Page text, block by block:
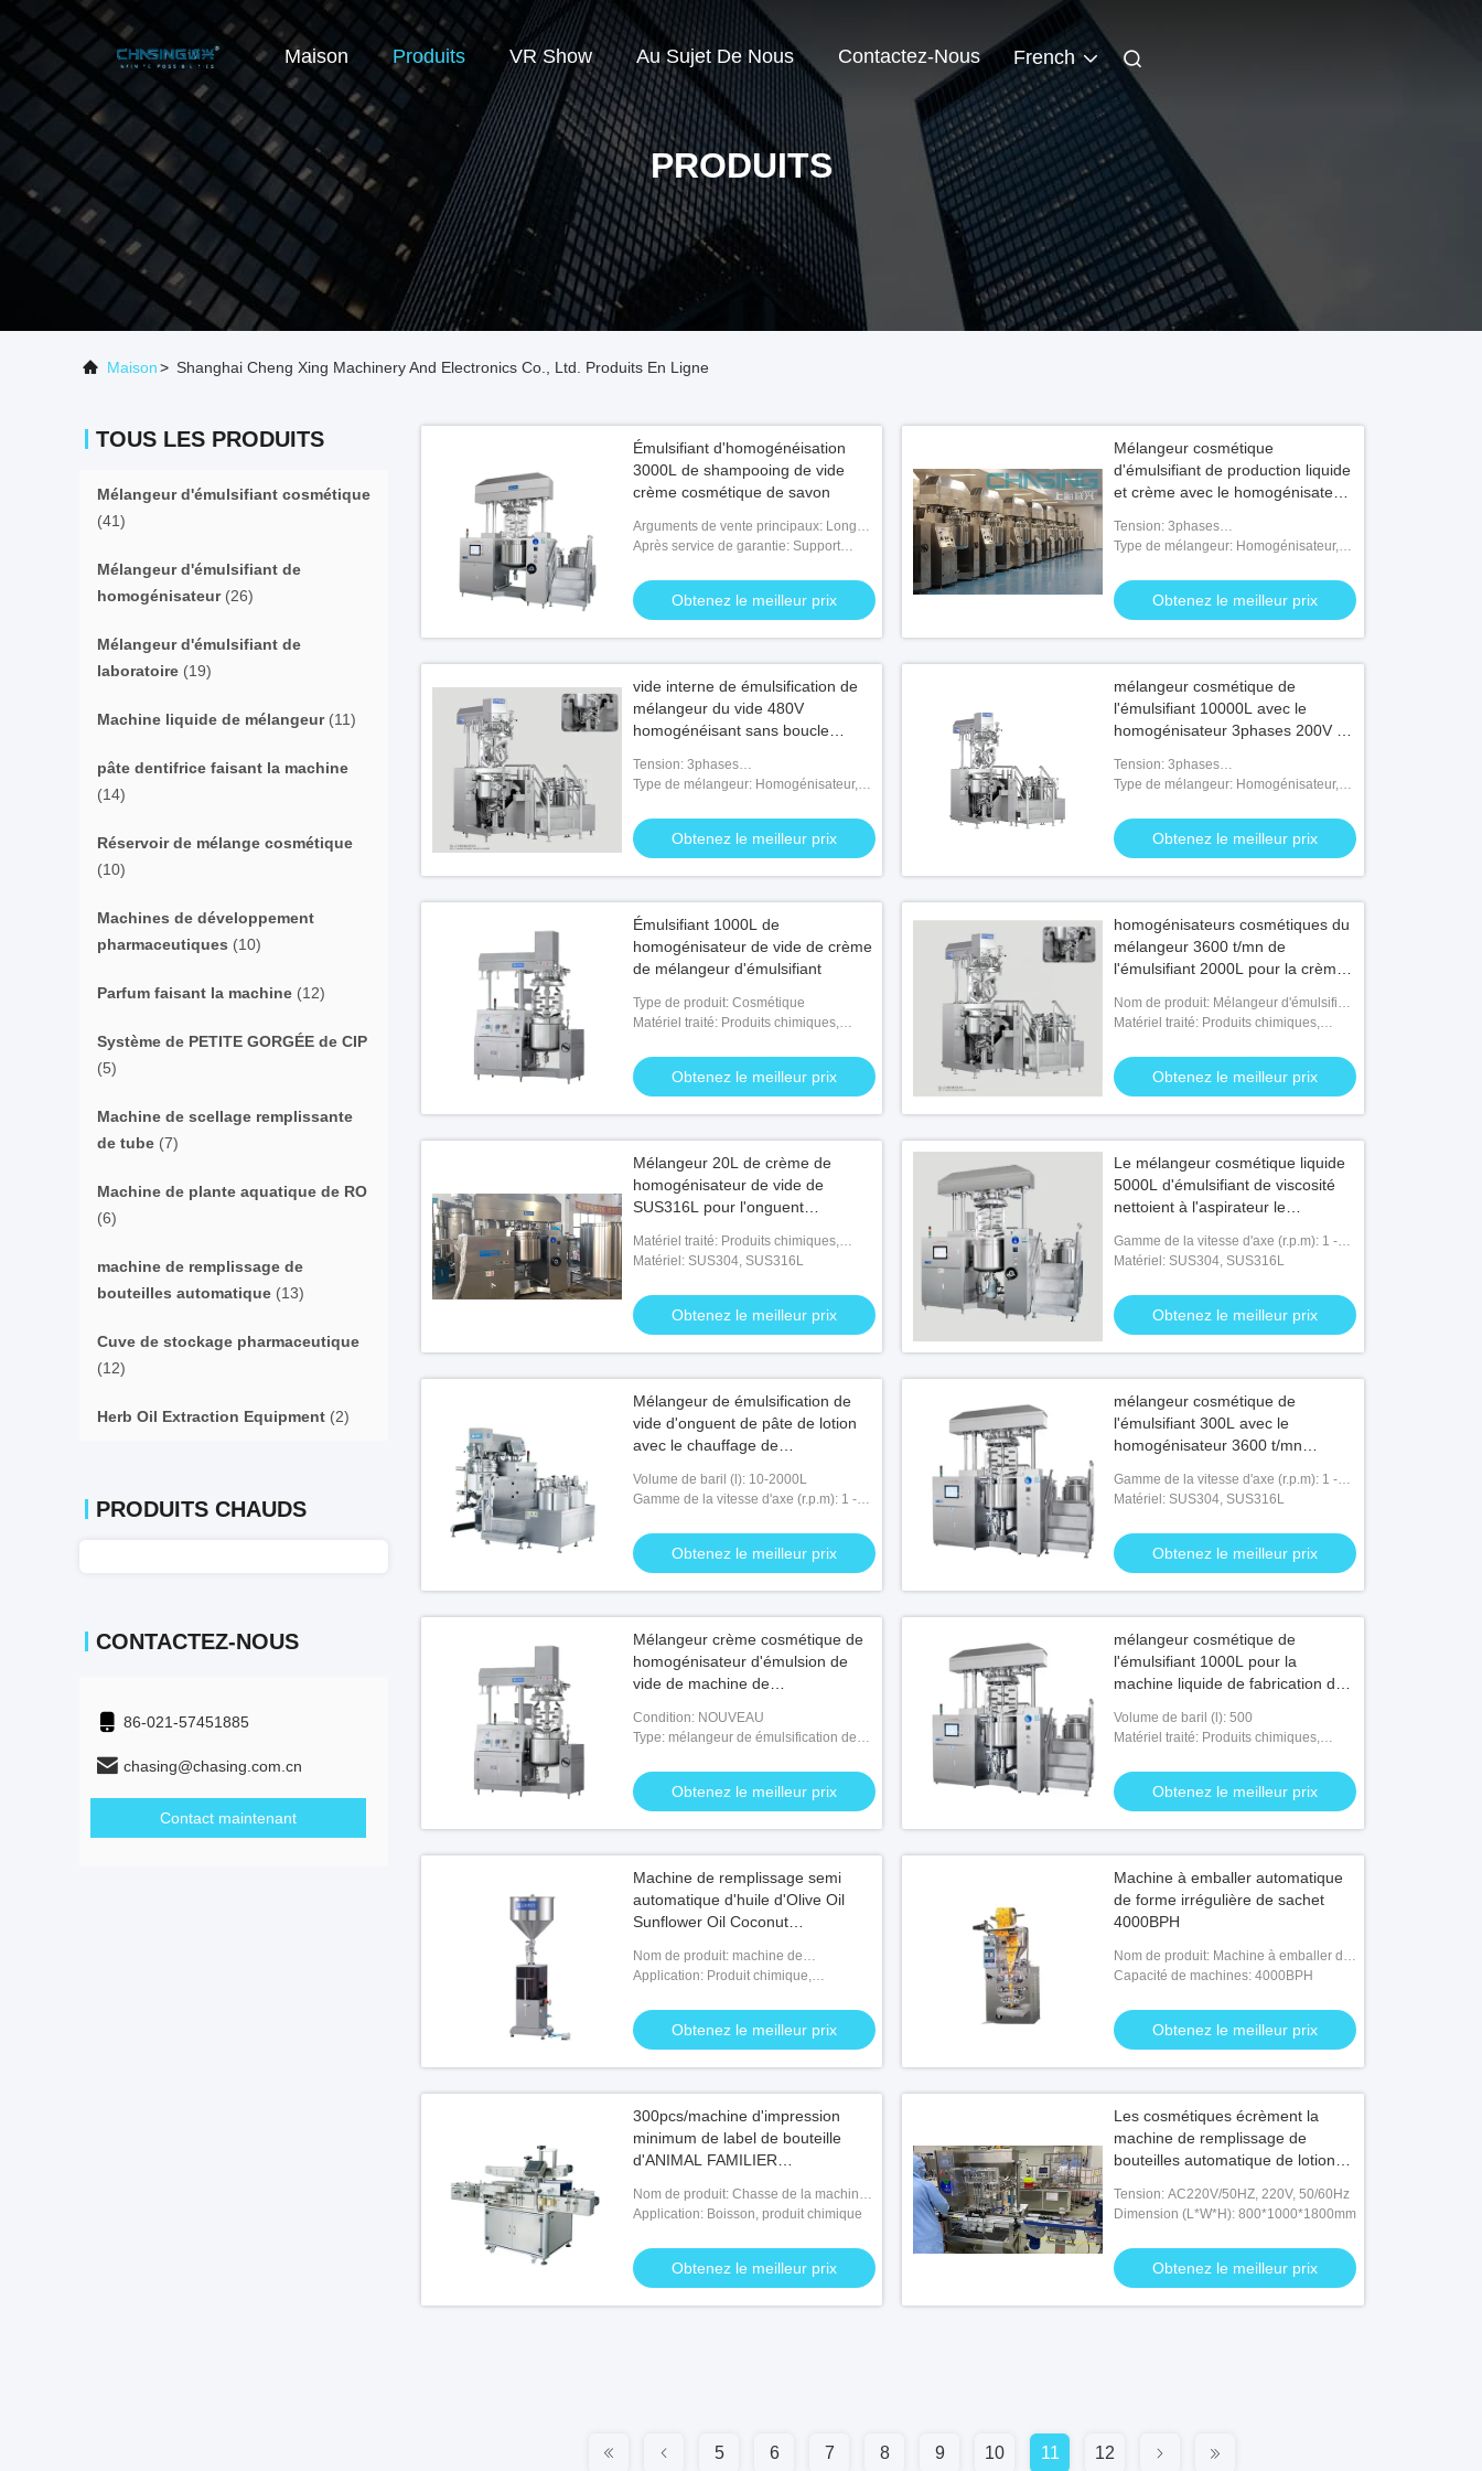
Maison Produits VR Show Au Sujet De Nous Contactez-Nous French
PRODUITS
Maison> Shanghai Cheng Xing Machinery And Electronics Co., Ltd. Produits En Ligne
TOUS LES PRODUITS
Mélangeur d'émulsifiant cosmétique
(41)
Mélangeur d'émulsifiant de
homogénisateur(26)
Mélangeur d'émulsifiant de
laboratoire (19)
Machine liquide de mélangeur(11)
pâte dentifrice faisant la machine
(14)
Réservoir de mélange cosmétique
(10)
Machines de développement
pharmaceutiques (10)
Parfum faisant la machine (12)
Système de PETITE GORGÉE de CIP
(5)
Machine de scellage remplissante
de tube (7)
Machine de plante aquatique de RO
(6)
machine de remplissage de
bouteilles automatique (13)
Cuve de stockage pharmaceutique
(12)
Herb Oil Extraction Equipment (2)
PRODUITS CHAUDS
CONTACTEZ-NOUS
86-021-57451885
chasing@chasing.com.cn
Contact maintenant
Émulsifiant d'homogénéisation
3000L de shampooing de vide
crème cosmétique de savon
Arguments de vente principaux: Longue
durée de vie
Après service de garantie: Support
maintenance sur le terrain de pièces de
rechange, et servi
Obtenez le meilleur prix
Mélangeur cosmétique
d'émulsifiant de production liquide
et crème avec le homogénisateur
Tension: 3phases
200V/380V/415V/480V/600V
Type de mélangeur: Homogénisateur,
Obtenez le meilleur prix
vide interne de émulsification de
mélangeur du vide 480V
homogénéisant sans boucle
Tension: 3phases
200V/380V/415V/480V/600V
Type de mélangeur: Homogénisateur,
Obtenez le meilleur prix
mélangeur cosmétique de
l'émulsifiant 10000L avec le
homogénisateur 3phases 200V de
Tension: 3phases
200V/380V/415V/480V/600V
Type de mélangeur: Homogénisateur,
Obtenez le meilleur prix
Émulsifiant 1000L de
homogénisateur de vide de crème
de mélangeur d'émulsifiant
Type de produit: Cosmétique
Matériel traité: Produits chimiques,
Obtenez le meilleur prix
homogénisateurs cosmétiques du
mélangeur 3600 t/mn de
l'émulsifiant 2000L pour la crème
Nom de produit: Mélangeur d'émulsifiant
cosmétique
Matériel traité: Produits chimiques,
Obtenez le meilleur prix
Mélangeur 20L de crème de
homogénisateur de vide de
SUS316L pour l'onguent
Matériel traité: Produits chimiques,
nourriture, médecine
Matériel: SUS304, SUS316L
Obtenez le meilleur prix
Le mélangeur cosmétique liquide
5000L d'émulsifiant de viscosité
nettoient à l'aspirateur le
Gamme de la vitesse d'axe (r.p.m): 1 -
3600 r.p.m
Matériel: SUS304, SUS316L
Obtenez le meilleur prix
Mélangeur de émulsification de
vide d'onguent de pâte de lotion
avec le chauffage de
Volume de baril (l): 10-2000L
Gamme de la vitesse d'axe (r.p.m): 1 -
Obtenez le meilleur prix
mélangeur cosmétique de
l'émulsifiant 300L avec le
homogénisateur 3600 t/mn
Gamme de la vitesse d'axe (r.p.m): 1 -
3600 r.p.m
Matériel: SUS304, SUS316L
Obtenez le meilleur prix
Mélangeur crème cosmétique de
homogénisateur d'émulsion de
vide de machine de
Condition: NOUVEAU
Type: mélangeur de émulsification de
Obtenez le meilleur prix
mélangeur cosmétique de
l'émulsifiant 1000L pour la
machine liquide de fabrication de
d'hôtel
Volume de baril (l): 500
Matériel traité: Produits chimiques,
Obtenez le meilleur prix
Machine de remplissage semi
automatique d'huile d'Olive Oil
Sunflower Oil Coconut
Nom de produit: machine de
remplissage d'huile de noix de coco
Application: Produit chimique,
matériel
Obtenez le meilleur prix
Machine à emballer automatique
de forme irrégulière de sachet
4000BPH
Nom de produit: Machine à emballer de
forme irrégulière de sachet de Changhaï
Capacité de machines: 4000BPH
Obtenez le meilleur prix
300pcs/machine d'impression
minimum de label de bouteille
d'ANIMAL FAMILIER
Nom de produit: Chasse de la machine
d'impression de label de bouteille
Application: Boisson, produit chimique
Obtenez le meilleur prix
Les cosmétiques écrèment la
machine de remplissage de
bouteilles automatique de lotion
Tension: AC220V/50HZ, 220V, 50/60Hz
Dimension (L*W*H): 800*1000*1800mm
Obtenez le meilleur prix
5 6 7 8 9 10 11 12